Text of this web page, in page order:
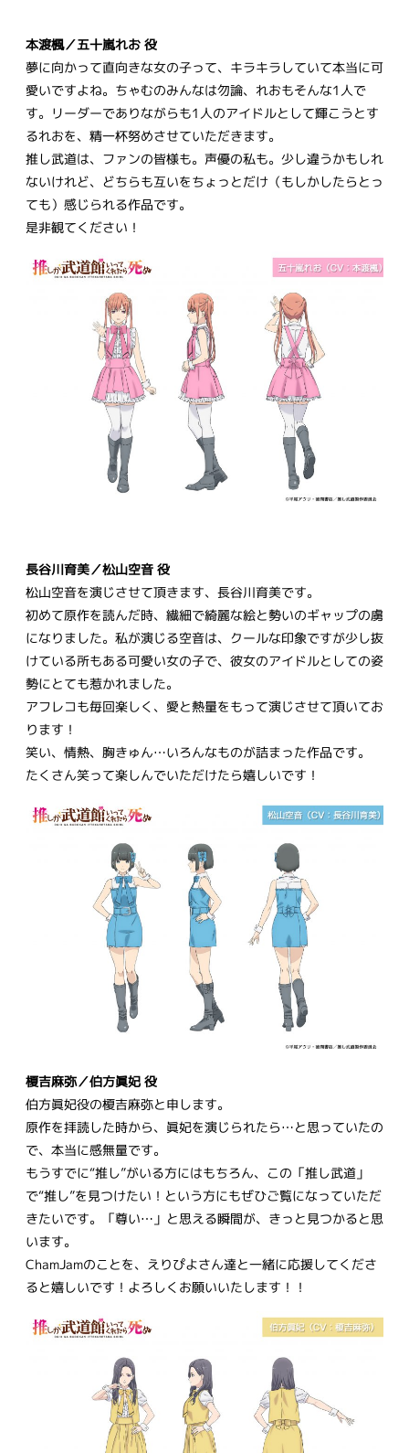
本渡楓／五十嵐れお 役
夢に向かって直向きな女の子って、キラキラしていて本当に可
愛いですよね。ちゃむのみんなは勿論、れおもそんな1人で
す。リーダーでありながらも1人のアイドルとして輝こうとす
るれおを、精一杯努めさせていただきます。
推し武道は、ファンの皆様も。声優の私も。少し違うかもしれ
ないけれど、どちらも互いをちょっとだけ（もしかしたらとっ
ても）感じられる作品です。
是非観てください！
長谷川育美／松山空音 役
松山空音を演じさせて頂きます、長谷川育美です。
初めて原作を読んだ時、繊細で綺麗な絵と勢いのギャップの虜
になりました。私が演じる空音は、クールな印象ですが少し抜
けている所もある可愛い女の子で、彼女のアイドルとしての姿
勢にとても惹かれました。
アフレコも毎回楽しく、愛と熱量をもって演じさせて頂いてお
ります！
笑い、情熱、胸きゅん…いろんなものが詰まった作品です。
たくさん笑って楽しんでいただけたら嬉しいです！
榎吉麻弥／伯方眞妃 役
伯方眞妃役の榎吉麻弥と申します。
原作を拝読した時から、眞妃を演じられたら…と思っていたの
で、本当に感無量です。
もうすでに“推し”がいる方にはもちろん、この「推し武道」
で“推し”を見つけたい！という方にもぜひご覧になっていただ
きたいです。「尊い…」と思える瞬間が、きっと見つかると思
います。
ChamJamのことを、えりぴよさん達と一緒に応援してくださ
ると嬉しいです！よろしくお願いいたします！！